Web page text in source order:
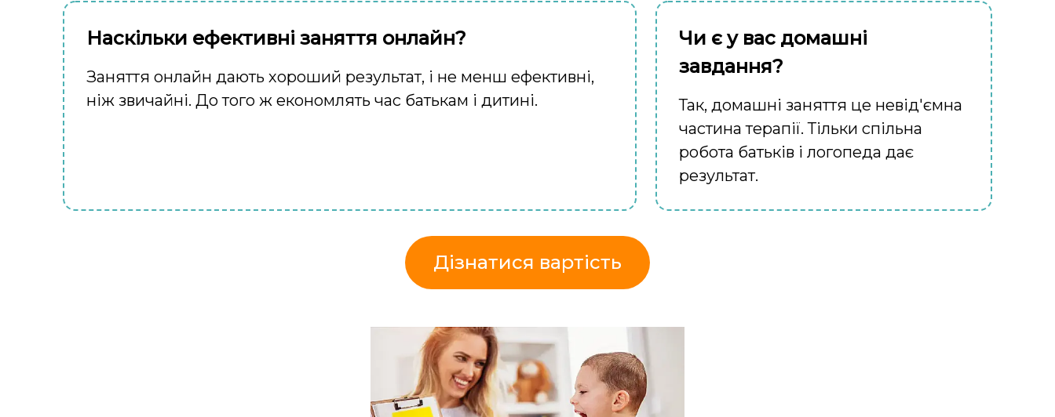
Наскільки ефективні заняття онлайн?
Заняття онлайн дають хороший результат, і не менш ефективні,
ніж звичайні. До того ж економлять час батькам і дитині.
Чи є у вас домашні
завдання?
Так, домашні заняття це невід'ємна
частина терапії. Тільки спільна
робота батьків і логопеда дає
результат.
Дізнатися вартість